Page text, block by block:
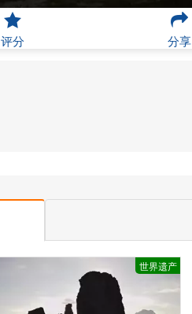
评分 分享
世界遗产